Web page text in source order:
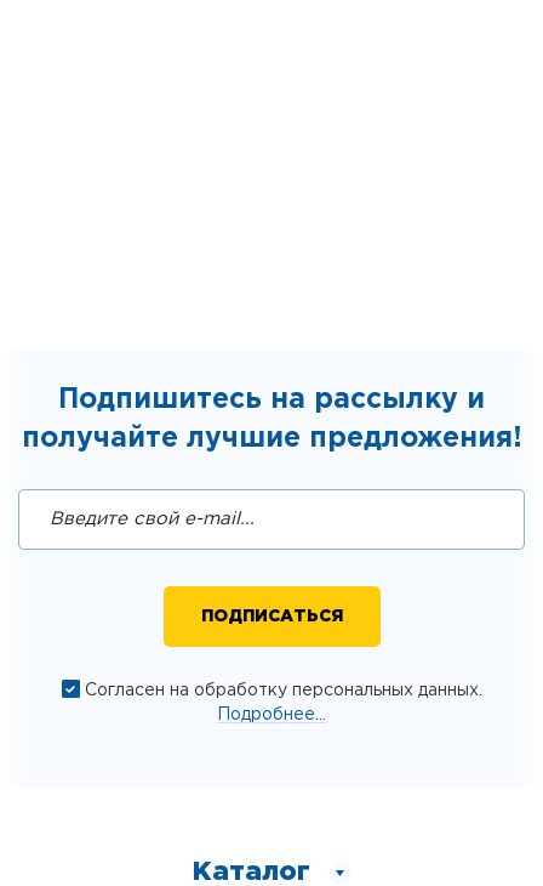
Подпишитесь на рассылку и
получайте лучшие предложения!
Согласен на обработку персональных данных.
Подробнее...
Каталог